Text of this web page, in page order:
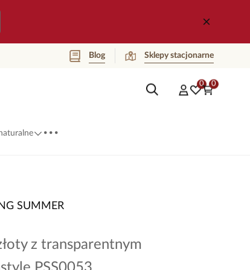
Blog Sklepy stacjonarne
0 0
...
SUMMER
z transparentnym